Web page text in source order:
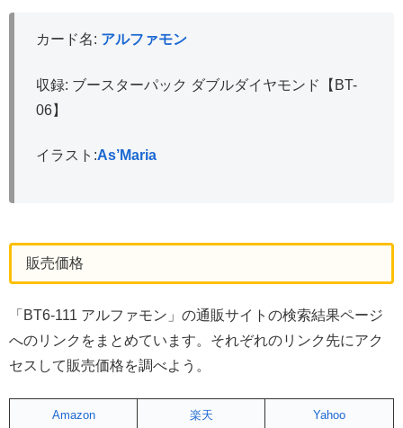
カード名: アルファモン
収録: ブースターパック ダブルダイヤモンド【BT-
06】
イラスト:As’Maria
販売価格
「BT6-111 アルファモン」の通販サイトの検索結果ページ
へのリンクをまとめています。それぞれのリンク先にアク
セスして販売価格を調べよう。
Amazon 楽天 Yahoo